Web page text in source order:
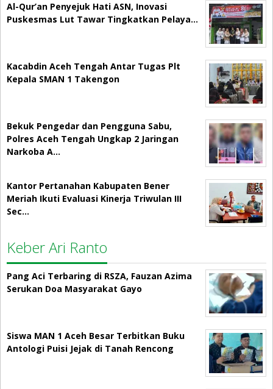
Al-Qur’an Penyejuk Hati ASN, Inovasi
Puskesmas Lut Tawar Tingkatkan Pelaya…
Kacabdin Aceh Tengah Antar Tugas Plt
Kepala SMAN 1 Takengon
Bekuk Pengedar dan Pengguna Sabu,
Polres Aceh Tengah Ungkap 2 Jaringan
Narkoba A…
Kantor Pertanahan Kabupaten Bener
Meriah Ikuti Evaluasi Kinerja Triwulan III
Sec…
Keber Ari Ranto
Pang Aci Terbaring di RSZA, Fauzan Azima
Serukan Doa Masyarakat Gayo
Siswa MAN 1 Aceh Besar Terbitkan Buku
Antologi Puisi Jejak di Tanah Rencong